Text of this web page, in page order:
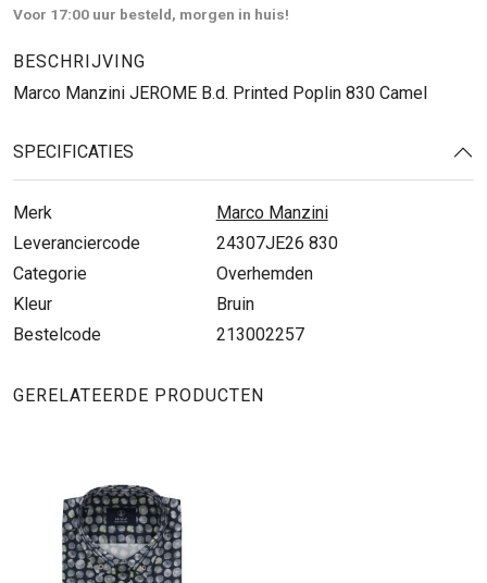
Voor 17:00 uur besteld, morgen in huis!
BESCHRIJVING
Marco Manzini JEROME B.d. Printed Poplin 830 Camel
SPECIFICATIES
Merk
Marco Manzini
Leveranciercode
24307JE26 830
Categorie
Overhemden
Kleur
Bruin
Bestelcode
213002257
GERELATEERDE PRODUCTEN